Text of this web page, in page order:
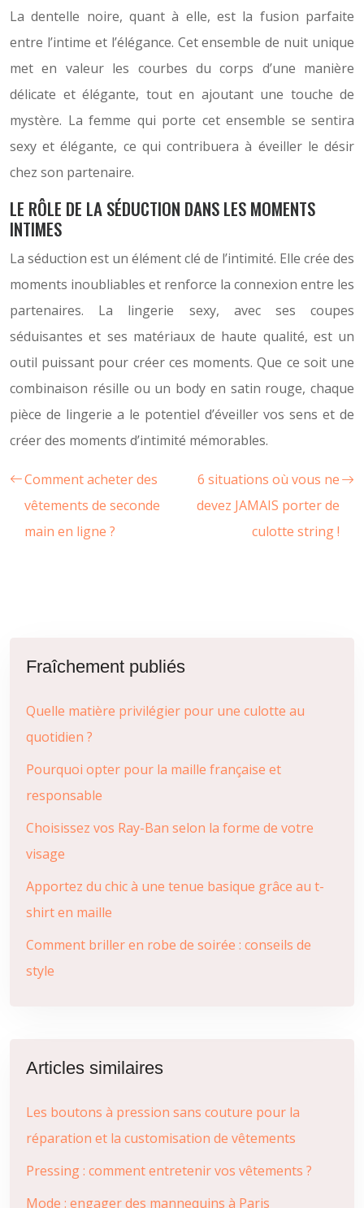
La dentelle noire, quant à elle, est la fusion parfaite
entre l’intime et l’élégance. Cet ensemble de nuit unique
met en valeur les courbes du corps d’une manière
délicate et élégante, tout en ajoutant une touche de
mystère. La femme qui porte cet ensemble se sentira
sexy et élégante, ce qui contribuera à éveiller le désir
chez son partenaire.
LE RÔLE DE LA SÉDUCTION DANS LES MOMENTS
INTIMES
La séduction est un élément clé de l’intimité. Elle crée des
moments inoubliables et renforce la connexion entre les
partenaires. La lingerie sexy, avec ses coupes
séduisantes et ses matériaux de haute qualité, est un
outil puissant pour créer ces moments. Que ce soit une
combinaison résille ou un body en satin rouge, chaque
pièce de lingerie a le potentiel d’éveiller vos sens et de
créer des moments d’intimité mémorables.
Comment acheter des
vêtements de seconde
main en ligne ?
6 situations où vous ne
devez JAMAIS porter de
culotte string !
Fraîchement publiés
Quelle matière privilégier pour une culotte au
quotidien ?
Pourquoi opter pour la maille française et
responsable
Choisissez vos Ray-Ban selon la forme de votre
visage
Apportez du chic à une tenue basique grâce au t-
shirt en maille
Comment briller en robe de soirée : conseils de
style
Articles similaires
Les boutons à pression sans couture pour la
réparation et la customisation de vêtements
Pressing : comment entretenir vos vêtements ?
Mode : engager des mannequins à Paris